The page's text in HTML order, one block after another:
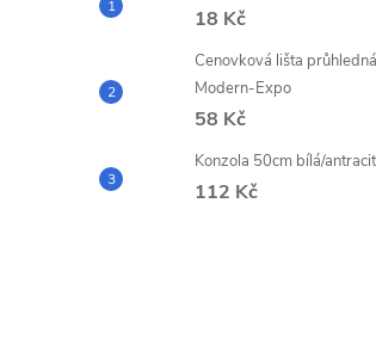
18 Kč
Cenovková lišta
Modern-Expo
58 Kč
Konzola 50cm bílá/antracit
112 Kč